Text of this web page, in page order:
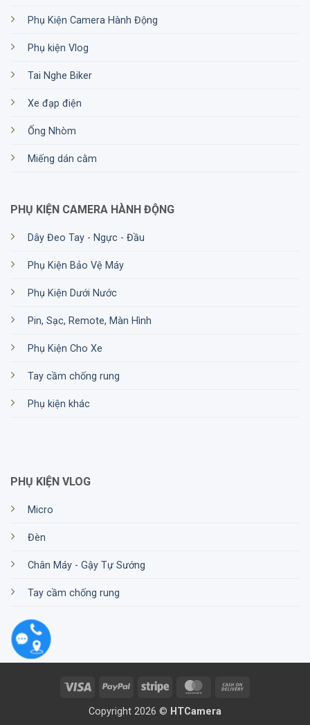
Phụ Kiện Camera Hành Động
Phụ kiện Vlog
Tai Nghe Biker
Xe đạp điện
Ống Nhòm
Miếng dán cằm
PHỤ KIỆN CAMERA HÀNH ĐỘNG
Dây Đeo Tay - Ngực - Đầu
Phụ Kiện Bảo Vệ Máy
Phụ Kiện Dưới Nước
Pin, Sạc, Remote, Màn Hình
Phụ Kiện Cho Xe
Tay cầm chống rung
Phụ kiện khác
PHỤ KIỆN VLOG
Micro
Đèn
Chân Máy - Gậy Tự Sướng
Tay cầm chống rung
Visa PayPal Stripe MasterCard
Copyright 2026 © HTCamera